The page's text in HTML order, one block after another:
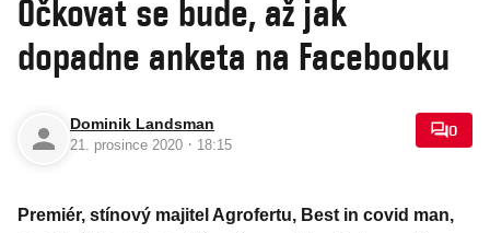
Očkovat se bude, až jak
dopadne anketa na Facebooku
Dominik Landsman
21. prosince 2020 · 18:15
0
Premiér, stínový majitel Agrofertu, Best in covid man,